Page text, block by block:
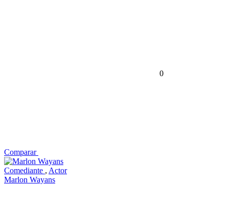
0
Comparar
Comediante , Actor
Marlon Wayans